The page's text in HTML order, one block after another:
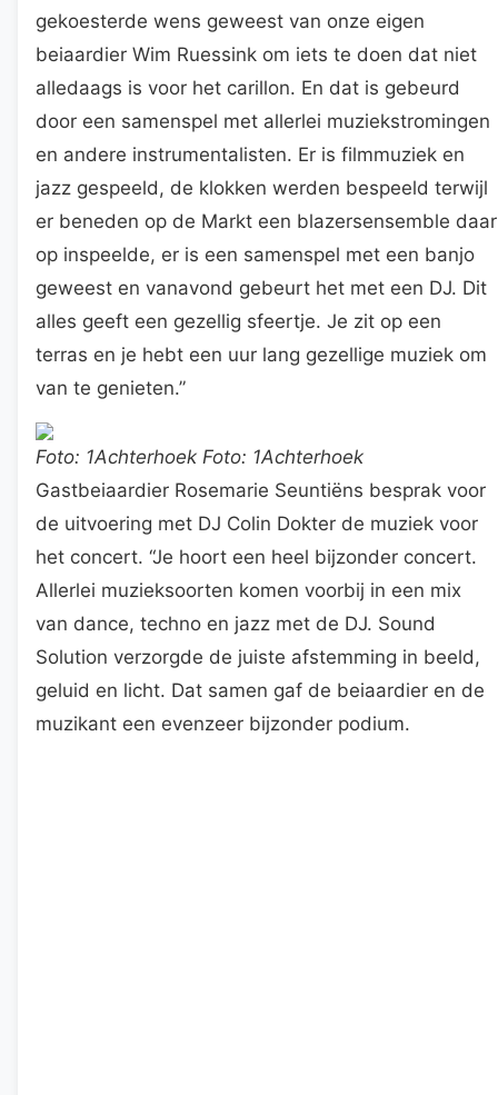
gekoesterde wens geweest van onze eigen
beiaardier Wim Ruessink om iets te doen dat niet
alledaags is voor het carillon. En dat is gebeurd
door een samenspel met allerlei muziekstromingen
en andere instrumentalisten. Er is filmmuziek en
jazz gespeeld, de klokken werden bespeeld terwijl
er beneden op de Markt een blazersensemble daar
op inspeelde, er is een samenspel met een banjo
geweest en vanavond gebeurt het met een DJ. Dit
alles geeft een gezellig sfeertje. Je zit op een
terras en je hebt een uur lang gezellige muziek om
van te genieten.”
Foto: 1Achterhoek Foto: 1Achterhoek
Gastbeiaardier Rosemarie Seuntiëns besprak voor
de uitvoering met DJ Colin Dokter de muziek voor
het concert. “Je hoort een heel bijzonder concert.
Allerlei muzieksoorten komen voorbij in een mix
van dance, techno en jazz met de DJ. Sound
Solution verzorgde de juiste afstemming in beeld,
geluid en licht. Dat samen gaf de beiaardier en de
muzikant een evenzeer bijzonder podium.